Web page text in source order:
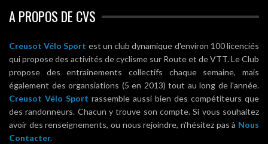
A PROPOS DE CVS
Creusot Vélo Sport est un club dynamique d'environ 100 licenciés
qui propose des activités de cyclisme sur Route et de VTT. Le Club
propose des entraînements collectifs chaque semaine, mais
également des organsiations (5 en 2013) tout au long de l'année.
Creusot Vélo Sport rassemble aussi bien des compétiteurs que
des randonneurs. Chacun y trouve son compte. Si vous souhaitez
avoir des renseignements, ou nous rejoindre, n'hésitez pas à Nous
Contacter.